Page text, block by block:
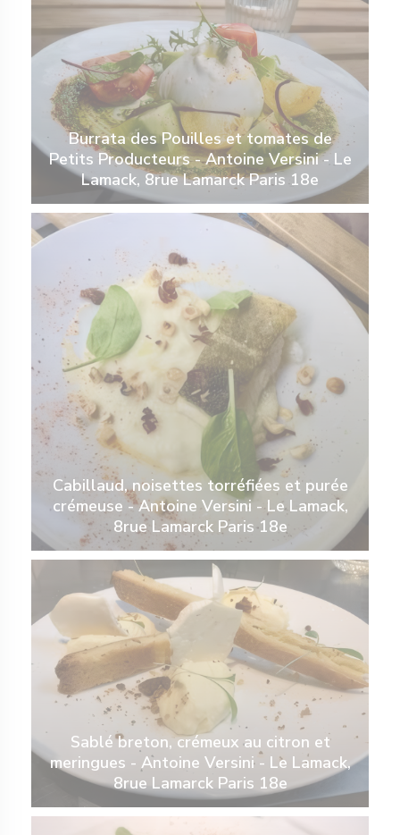
Burrata des Pouilles et tomates de
Petits Producteurs - Antoine Versini - Le
Lamack, 8rue Lamarck Paris 18e
Cabillaud, noisettes torréfiées et purée
crémeuse - Antoine Versini - Le Lamack,
8rue Lamarck Paris 18e
Sablé breton, crémeux au citron et
meringues - Antoine Versini - Le Lamack,
8rue Lamarck Paris 18e